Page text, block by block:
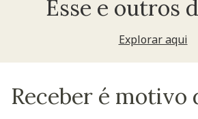
Esse e outros
Explorar aqui
Receber é motivo